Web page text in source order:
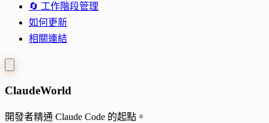
🔄 工作階段管理
如何更新
相關連結
ClaudeWorld
開發者精通 Claude Code 的起點。